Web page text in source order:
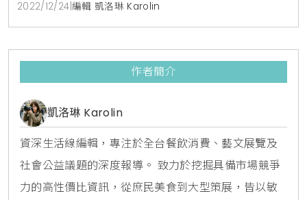
愛的蠟筆小新陪伴大家度過2022年年尾。卡滋爆米花
精心製作「蠟筆小新爆米花造型桶」，將動畫裡的偵探
造型100%還原，胖嘟嘟的蠟筆小新表情包，並設計可開
2022/12/24 編輯 凱洛琳 Karolin
作者簡介
凱洛琳 Karolin
資深生活線編輯，專注於全台餐飲消費、藝文展覽及
社會公益議題的深度報導。 致力於挖掘具備市場競爭
力的高性價比資訊，從庶民美食到大型策展，皆以敏